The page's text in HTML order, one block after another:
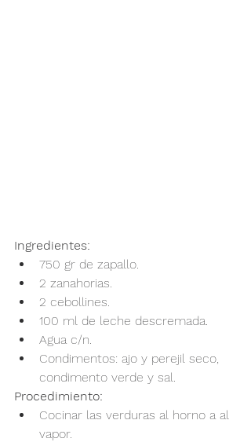
Ingredientes:
750 gr de zapallo.
2 zanahorias.
2 cebollines.
100 ml de leche descremada.
Agua c/n.
Condimentos: ajo y perejil seco,
condimento verde y sal.
Procedimiento:
Cocinar las verduras al horno a al
vapor.